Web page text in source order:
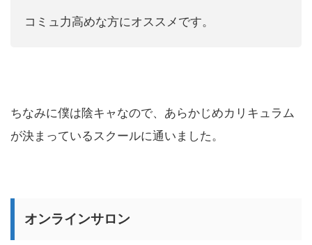
コミュ力高めな方にオススメです。
ちなみに僕は陰キャなので、あらかじめカリキュラム
が決まっているスクールに通いました。
オンラインサロン